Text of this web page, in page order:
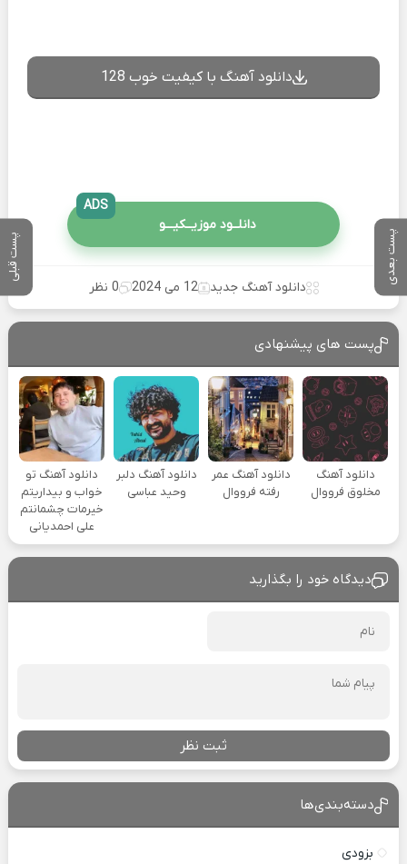
پست بعدی پست قبلی
دانلود آهنگ با کیفیت خوب 128
دانلــود موزیــکیـــو
ADS
دانلود آهنگ جدید 12 می 2024 0 نظر
پست های پیشنهادی
دانلود آهنگ
مخلوق فرووال
دانلود آهنگ عمر
رفته فرووال
دانلود آهنگ دلبر
وحید عباسی
دانلود آهنگ تو
خواب و بیداریتم
خیرمات چشمانتم
علی احمدیانی
دیدگاه خود را بگذارید
ثبت نظر
دسته‌بندی‌ها
بزودی